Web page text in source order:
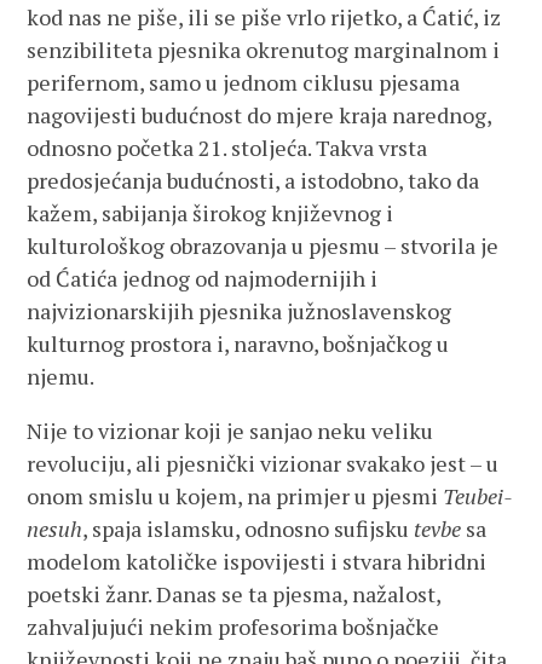
kod nas ne piše, ili se piše vrlo rijetko, a Ćatić, iz
senzibiliteta pjesnika okrenutog marginalnom i
perifernom, samo u jednom ciklusu pjesama
nagovijesti budućnost do mjere kraja narednog,
odnosno početka 21. stoljeća. Takva vrsta
predosjećanja budućnosti, a istodobno, tako da
kažem, sabijanja širokog književnog i
kulturološkog obrazovanja u pjesmu – stvorila je
od Ćatića jednog od najmodernijih i
najvizionarskijih pjesnika južnoslavenskog
kulturnog prostora i, naravno, bošnjačkog u
njemu.
Nije to vizionar koji je sanjao neku veliku
revoluciju, ali pjesnički vizionar svakako jest – u
onom smislu u kojem, na primjer u pjesmi Teubei-
nesuh, spaja islamsku, odnosno sufijsku tevbe sa
modelom katoličke ispovijesti i stvara hibridni
poetski žanr. Danas se ta pjesma, nažalost,
zahvaljujući nekim profesorima bošnjačke